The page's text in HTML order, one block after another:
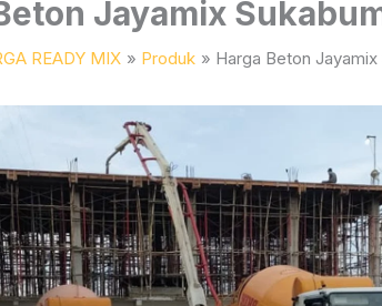
Jayamix
READY MIX Produk Harga Beton Jayamix